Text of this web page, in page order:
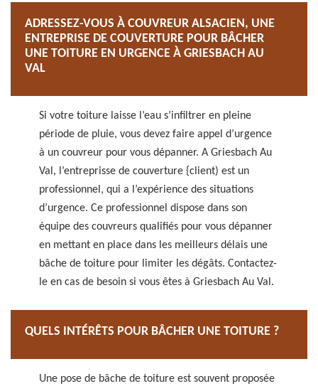
ADRESSEZ-VOUS À COUVREUR ALSACIEN, UNE
ENTREPRISE DE COUVERTURE POUR BÂCHER
UNE TOITURE EN URGENCE À GRIESBACH AU
VAL
Si votre toiture laisse l’eau s’infiltrer en pleine
période de pluie, vous devez faire appel d’urgence
à un couvreur pour vous dépanner. A Griesbach Au
Val, l’entreprisse de couverture {client) est un
professionnel, qui a l’expérience des situations
d’urgence. Ce professionnel dispose dans son
équipe des couvreurs qualifiés pour vous dépanner
en mettant en place dans les meilleurs délais une
bâche de toiture pour limiter les dégâts. Contactez-
le en cas de besoin si vous êtes à Griesbach Au Val.
QUELS INTÉRÊTS POUR BÂCHER UNE TOITURE ?
Une pose de bâche de toiture est souvent proposée